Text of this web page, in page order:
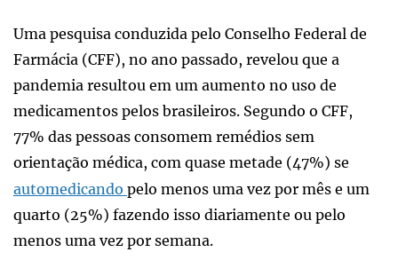
Uma pesquisa conduzida pelo Conselho Federal de
Farmácia (CFF), no ano passado, revelou que a
pandemia resultou em um aumento no uso de
medicamentos pelos brasileiros. Segundo o CFF,
77% das pessoas consomem remédios sem
orientação médica, com quase metade (47%) se
automedicando pelo menos uma vez por mês e um
quarto (25%) fazendo isso diariamente ou pelo
menos uma vez por semana.